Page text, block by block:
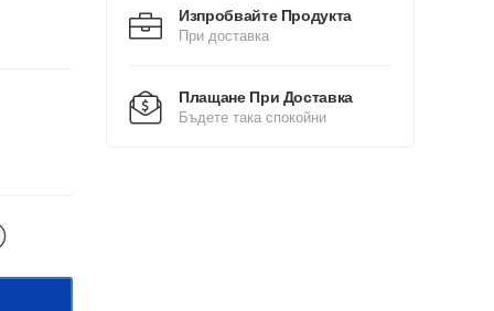
Изпробвайте Продукта
При доставка
Плащане При Доставка
Бъдете така спокойни